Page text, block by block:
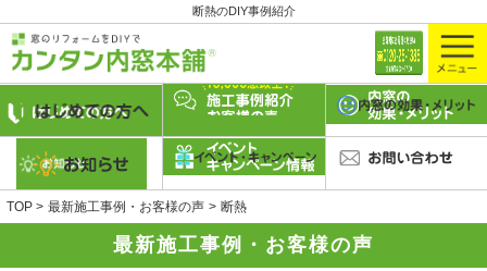
断熱のDIY事例紹介
最新施工事例・お客様の声
TOP 最新施工事例・お客様の声 断熱